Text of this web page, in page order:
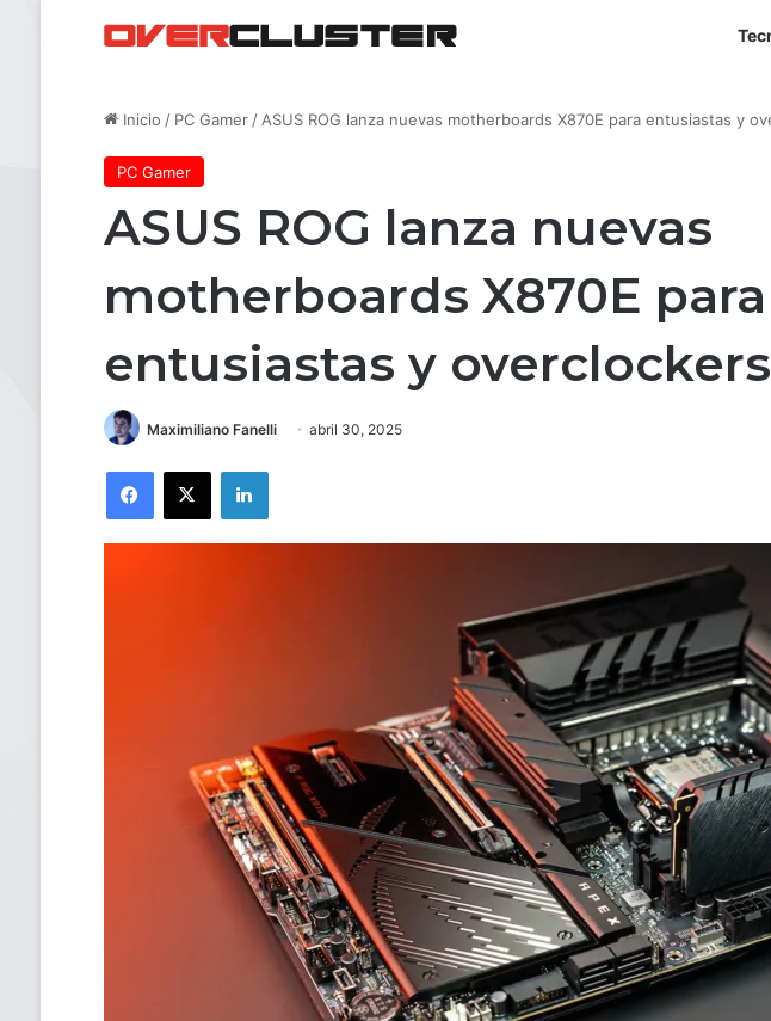
Inicio / PC Gamer / ASUS ROG lanza nuevas motherboards X870E para entusiastas y
PC Gamer
ASUS ROG lanza nuevas
motherboards X870E para
entusiastas y
Maximiliano Fanelli abril 30, 2025
Facebook
X LinkedIn